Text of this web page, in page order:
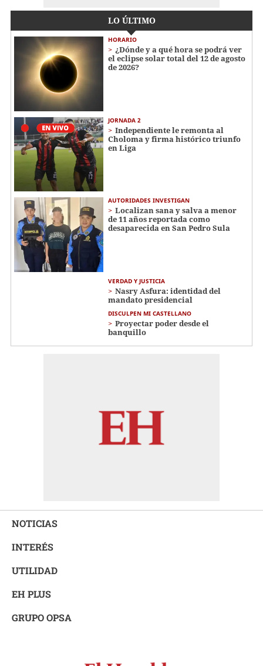
LO ÚLTIMO
HORARIO
¿Dónde y a qué hora se podrá ver
el eclipse solar total del 12 de agosto
de 2026?
JORNADA 2
Independiente le remonta al
Choloma y firma histórico triunfo
en Liga
AUTORIDADES INVESTIGAN
Localizan sana y salva a menor
de 11 años reportada como
desaparecida en San Pedro Sula
VERDAD Y JUSTICIA
Nasry Asfura: identidad del
mandato presidencial
DISCULPEN MI CASTELLANO
Proyectar poder desde el
banquillo
NOTICIAS
INTERÉS
UTILIDAD
EH PLUS
GRUPO OPSA